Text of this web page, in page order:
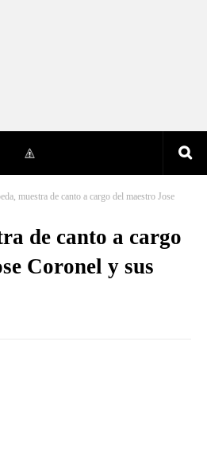
muestra de canto a cargo del maestro Jose
de canto a cargo
Coronel y sus